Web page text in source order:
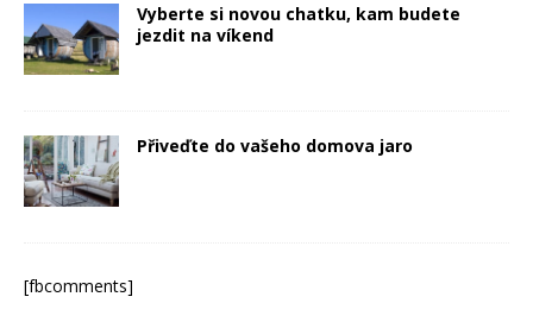
Vyberte si novou chatku, kam budete
jezdit na víkend
Přiveďte do vašeho domova jaro
[fbcomments]